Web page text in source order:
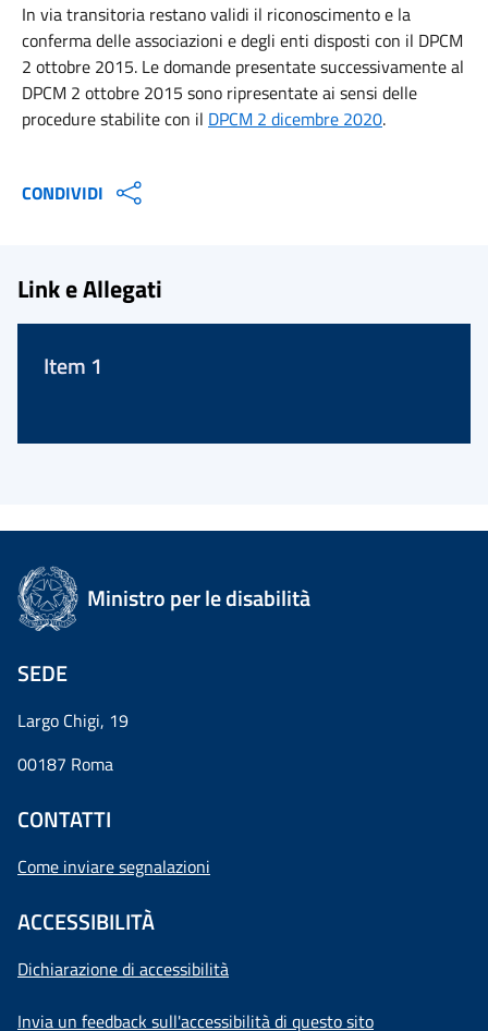
In via transitoria restano validi il riconoscimento e la
conferma delle associazioni e degli enti disposti con il DPCM
2 ottobre 2015. Le domande presentate successivamente al
DPCM 2 ottobre 2015 sono ripresentate ai sensi delle
procedure stabilite con il DPCM 2 dicembre 2020.
CONDIVIDI
Link e Allegati
Item 1
Ministro per le disabilità
SEDE
Largo Chigi, 19
00187 Roma
CONTATTI
Come inviare segnalazioni
ACCESSIBILITÀ
Dichiarazione di accessibilità
Invia un feedback sull'accessibilità di questo sito